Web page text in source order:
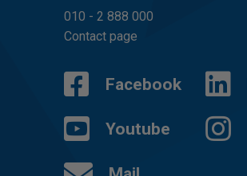
010 - 2 888 000
Contact page
Facebook
Youtube